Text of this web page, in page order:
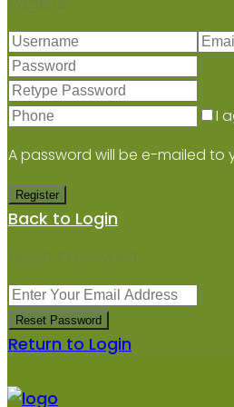
I
A password will be e-mailed to
Register
Back to Login
Reset Password
Reset Password
Return to Login